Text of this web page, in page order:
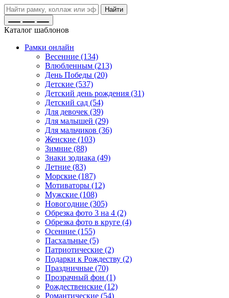
Найти
Каталог шаблонов
Рамки онлайн
Весенние (134)
Влюбленным (213)
День Победы (20)
Детские (537)
Детский день рождения (31)
Детский сад (54)
Для девочек (39)
Для малышей (29)
Для мальчиков (36)
Женские (103)
Зимние (88)
Знаки зодиака (49)
Летние (83)
Морские (187)
Мотиваторы (12)
Мужские (108)
Новогодние (305)
Обрезка фото 3 на 4 (2)
Обрезка фото в круге (4)
Осенние (155)
Пасхальные (5)
Патриотические (2)
Подарки к Рождеству (2)
Праздничные (70)
Прозрачный фон (1)
Рождественские (12)
Романтические (54)